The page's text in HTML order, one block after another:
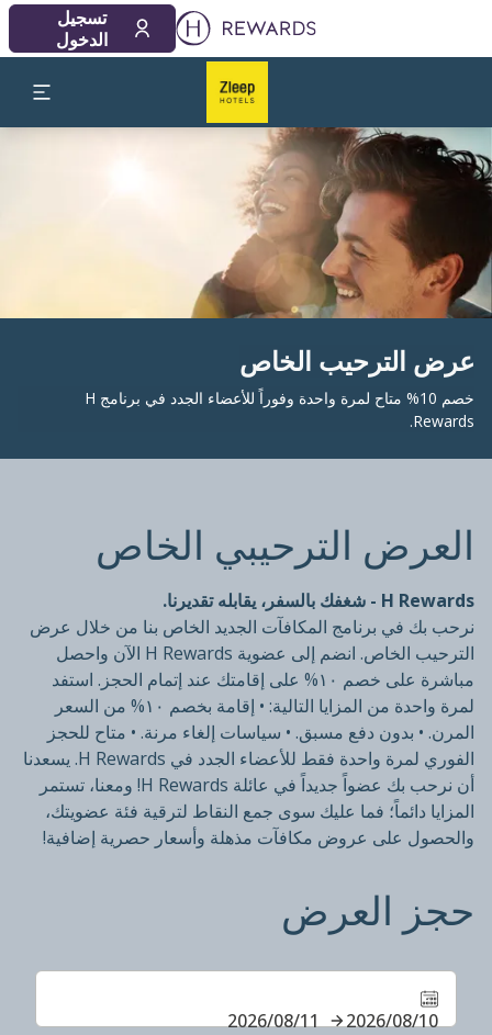
تسجيل
الدخول
الشريحة 1 من 1
عرض الترحيب الخاص
خصم 10% متاح لمرة واحدة وفوراً للأعضاء الجدد في برنامج H
Rewards.
العرض الترحيبي الخاص
H Rewards - شغفك بالسفر، يقابله تقديرنا.
نرحب بك في برنامج المكافآت الجديد الخاص بنا من خلال عرض
الترحيب الخاص. انضم إلى عضوية H Rewards الآن واحصل
مباشرة على خصم ١٠% على إقامتك عند إتمام الحجز. استفد
لمرة واحدة من المزايا التالية: • إقامة بخصم ١٠% من السعر
المرن. • بدون دفع مسبق. • سياسات إلغاء مرنة. • متاح للحجز
الفوري لمرة واحدة فقط للأعضاء الجدد في H Rewards. يسعدنا
أن نرحب بك عضواً جديداً في عائلة H Rewards! ومعنا، تستمر
المزايا دائماً؛ فما عليك سوى جمع النقاط لترقية فئة عضويتك،
والحصول على عروض مكافآت مذهلة وأسعار حصرية إضافية!
حجز العرض
10‏/08‏/2026
11‏/08‏/2026